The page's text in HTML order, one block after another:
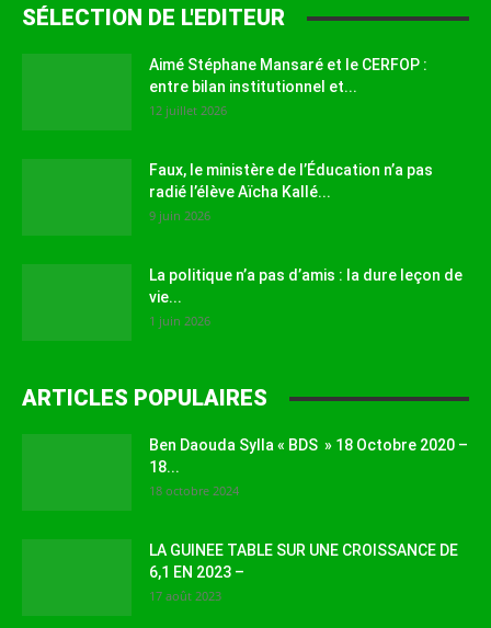
SÉLECTION DE L'EDITEUR
Aimé Stéphane Mansaré et le CERFOP :
entre bilan institutionnel et...
12 juillet 2026
Faux, le ministère de l’Éducation n’a pas
radié l’élève Aïcha Kallé...
9 juin 2026
La politique n’a pas d’amis : la dure leçon de
vie...
1 juin 2026
ARTICLES POPULAIRES
Ben Daouda Sylla « BDS » 18 Octobre 2020 –
18...
18 octobre 2024
LA GUINEE TABLE SUR UNE CROISSANCE DE
6,1 EN 2023 –
17 août 2023